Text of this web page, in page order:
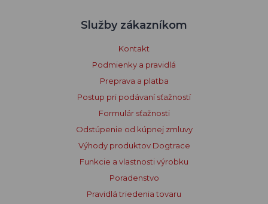
Služby zákazníkom
Kontakt
Podmienky a pravidlá
Preprava a platba
Postup pri podávaní sťažností
Formulár sťažnosti
Odstúpenie od kúpnej zmluvy
Výhody produktov Dogtrace
Funkcie a vlastnosti výrobku
Poradenstvo
Pravidlá triedenia tovaru